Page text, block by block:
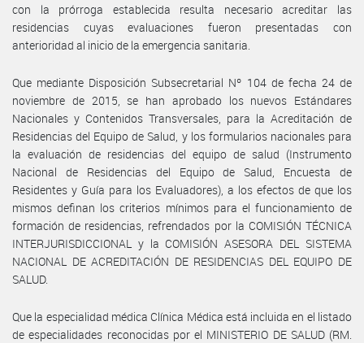
con la prórroga establecida resulta necesario acreditar las
residencias cuyas evaluaciones fueron presentadas con
anterioridad al inicio de la emergencia sanitaria.
Que mediante Disposición Subsecretarial Nº 104 de fecha 24 de
noviembre de 2015, se han aprobado los nuevos Estándares
Nacionales y Contenidos Transversales, para la Acreditación de
Residencias del Equipo de Salud, y los formularios nacionales para
la evaluación de residencias del equipo de salud (Instrumento
Nacional de Residencias del Equipo de Salud, Encuesta de
Residentes y Guía para los Evaluadores), a los efectos de que los
mismos definan los criterios mínimos para el funcionamiento de
formación de residencias, refrendados por la COMISIÓN TÉCNICA
INTERJURISDICCIONAL y la COMISIÓN ASESORA DEL SISTEMA
NACIONAL DE ACREDITACIÓN DE RESIDENCIAS DEL EQUIPO DE
SALUD.
Que la especialidad médica Clínica Médica está incluida en el listado
de especialidades reconocidas por el MINISTERIO DE SALUD (RM.